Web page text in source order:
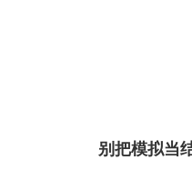
别把模拟当